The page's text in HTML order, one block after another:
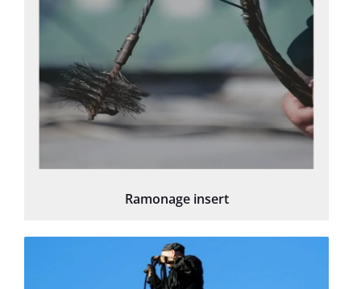
Ramonage insert